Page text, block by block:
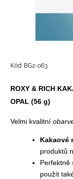
Kód: BG2-063
ROXY & RICH
OPAL (56 g)
Velmi kvalitní
Kakaové
produktů
Perfektně
použít